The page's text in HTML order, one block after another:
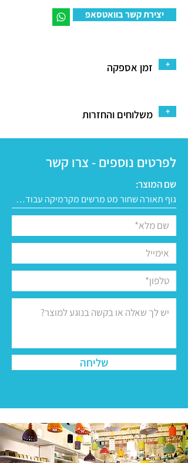
יצירת קשר בוואטסאפ
זמן אספקה +
משלוחים והחזרות +
לפרטים נוספים - צרו קשר
שם המוצר:
שליחה